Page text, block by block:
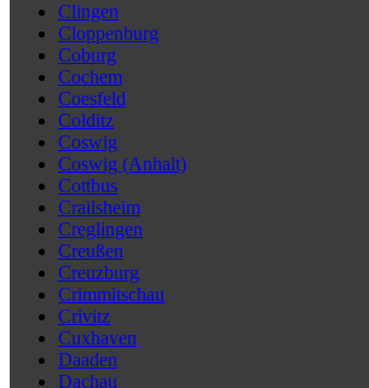
Clingen
Cloppenburg
Coburg
Cochem
Coesfeld
Colditz
Coswig
Coswig (Anhalt)
Cottbus
Crailsheim
Creglingen
Creußen
Creuzburg
Crimmitschau
Crivitz
Cuxhaven
Daaden
Dachau